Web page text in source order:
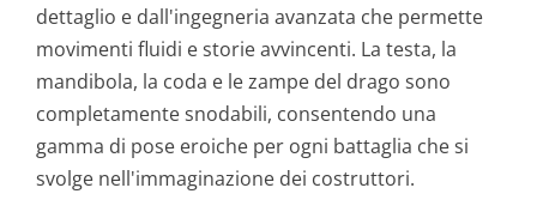
dettaglio e dall'ingegneria avanzata che permette
movimenti fluidi e storie avvincenti. La testa, la
mandibola, la coda e le zampe del drago sono
completamente snodabili, consentendo una
gamma di pose eroiche per ogni battaglia che si
svolge nell'immaginazione dei costruttori.